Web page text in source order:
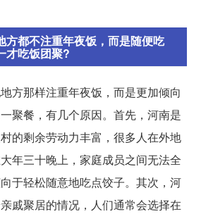
方都不注重年夜饭，而是随便吃
才吃饭团聚?
方那样注重年夜饭，而是更加倾向
聚餐，有几个原因。首先，河南是
的剩余劳动力丰富，很多人在外地
年三十晚上，家庭成员之间无法全
于轻松随意地吃点饺子。其次，河
戚聚居的情况，人们通常会选择在